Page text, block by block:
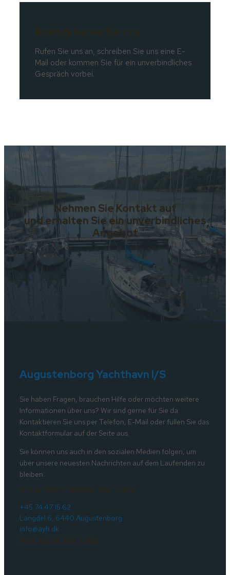
Rufen Sie uns an, schreiben Sie uns eine E-
Mail oder kommen Sie für ein unverbindliches
Gespräch vorbei.
Nehmen Sie Kontakt auf
und erhalten Sie ein unverbindliches
Angebot
Augustenborg Yachthavn I/S
Sie haben Fragen, brauchen Hilfe oder möchten weitere
Informationen über uns? Wir sind gerne für Sie da.
Kontaktieren Sie uns per Telefon, E-Mail oder füllen Sie das
Kontaktformular auf der Seite aus.
Sie können uns auch in den sozialen Medien folgen, um
über unsere neuesten Nachrichten auf dem Laufenden zu
bleiben.
+45 74 47 15 62
Langdel 6, 6440 Augustenborg
info@ayh.dk